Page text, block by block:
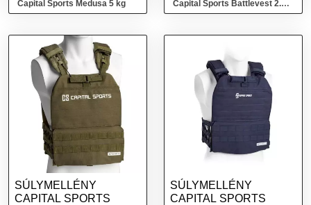
Capital Sports Medusa 5 kg
Capital Sports Battlevest 2.0 2
x 4 kg - fekete
SÚLYMELLÉNY
CAPITAL SPORTS
SÚLYMELLÉNY
CAPITAL SPORTS